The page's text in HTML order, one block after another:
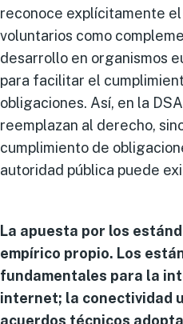
reconoce explícitamente
voluntarios como
desarrollo en organismos
para facilitar el
obligaciones. Así, en la
reemplazan al derecho,
cumplimiento de
autoridad pública puede
La apuesta por los
empírico propio. Los
fundamentales para la
internet; la conectividad
acuerdos técnicos